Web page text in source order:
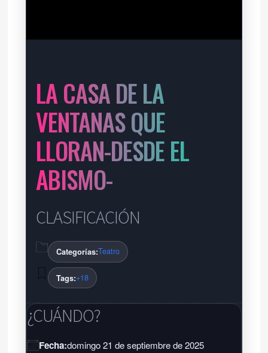
LA CASA DE LA
VENTANAS QUE
LLORAN-DESDE EL
ABISMO-
CLASIFICACIÓN
Categorías:Teatro
Tags:+18
¿CUÁNDO?
Fecha:domingo 21 de septiembre de 2025